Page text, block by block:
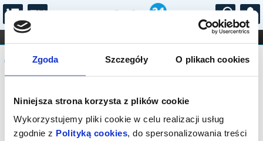
Zgoda Szczegóły O plikach cookies
Niniejsza strona korzysta z plików cookie
Wykorzystujemy pliki cookie w celu realizacji usług
zgodnie z Polityką cookies, do spersonalizowania treści
...
FILHARMONIA OPERA I BALET
STAND-UP
DLA DZIECI
Komunikat
Sprzedaż on-line została zakończona,
sprawdź dostępność biletów w kasie.